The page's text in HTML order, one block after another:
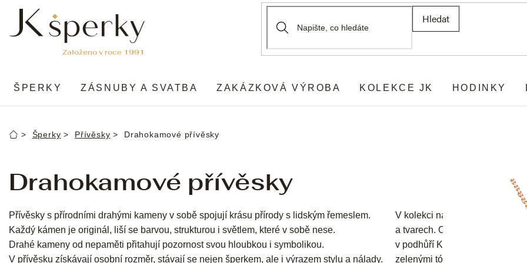
obsah
Hledat
ŠPERKY ZÁSNUBY A SVATBA ZAKÁZKOVÁ VÝROBA KOLEKCE JK HODINKY
DomůŠperky Přívěsky Drahokamové přívěsky
Drahokamové přívěsky
Přívěsky s přírodními drahými kameny v sobě spojují krásu přírody s lidským řemeslem.
Každý kámen je originál, liší se barvou, strukturou i světlem, které v sobě nese.
Drahé kameny od nepaměti přitahují pozornost svou hloubkou i symbolikou.
V přívěsku získávají osobní rozměr, stávají se nejen šperkem, ale i výrazem stylu a nálady.
V kolekci najdete jemné i
a tvarech. Objevují se zde
v podhůří Kilimandžára a je
zelenými tóny, jenž vzniká